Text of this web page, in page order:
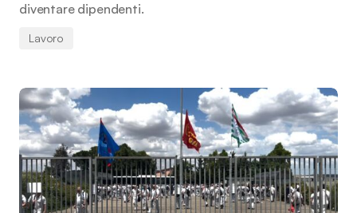
diventare dipendenti.
Lavoro